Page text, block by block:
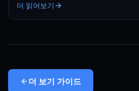
더 읽어보기
더 보기 가이드